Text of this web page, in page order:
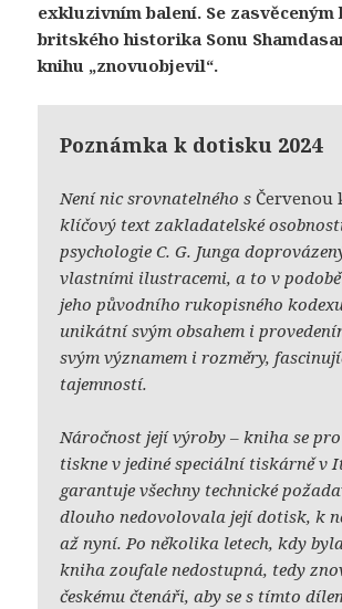
exkluzivním balení. Se zasvěceným
britského historika Sonu
knihu „znovuobjevil“.
Poznámka k dotisku 2024
Není nic srovnatelného s Červenou
klíčový text zakladatelské
psychologie C. G. Junga
vlastními ilustracemi, a to v
jeho původního rukopisného
unikátní svým obsahem i
svým významem i rozměry,
tajemností.
Náročnost její výroby – kniha se
tiskne v jediné speciální tiskárně v
garantuje všechny technické
dlouho nedovolovala její dotisk, k
až nyní. Po několika letech, kdy
kniha zoufale nedostupná, tedy
českému čtenáři, aby se s tímto